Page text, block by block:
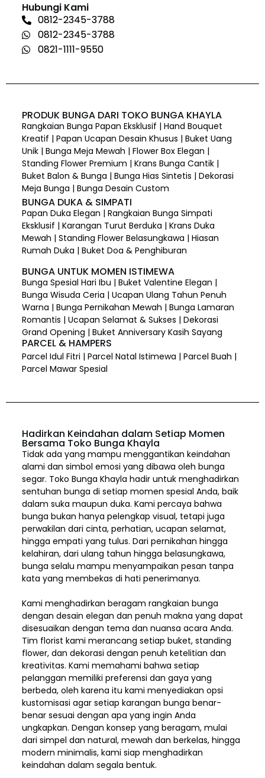
Hubungi Kami
0812-2345-3788
0812-2345-3788
0821-1111-9550
PRODUK BUNGA DARI TOKO BUNGA KHAYLA
Rangkaian Bunga Papan Eksklusif | Hand Bouquet
Kreatif | Papan Ucapan Desain Khusus | Buket Uang
Unik | Bunga Meja Mewah | Flower Box Elegan |
Standing Flower Premium | Krans Bunga Cantik |
Buket Balon & Bunga | Bunga Hias Sintetis | Dekorasi
Meja Bunga | Bunga Desain Custom
BUNGA DUKA & SIMPATI
Papan Duka Elegan | Rangkaian Bunga Simpati
Eksklusif | Karangan Turut Berduka | Krans Duka
Mewah | Standing Flower Belasungkawa | Hiasan
Rumah Duka | Buket Doa & Penghiburan
BUNGA UNTUK MOMEN ISTIMEWA
Bunga Spesial Hari Ibu | Buket Valentine Elegan |
Bunga Wisuda Ceria | Ucapan Ulang Tahun Penuh
Warna | Bunga Pernikahan Mewah | Bunga Lamaran
Romantis | Ucapan Selamat & Sukses | Dekorasi
Grand Opening | Buket Anniversary Kasih Sayang
PARCEL & HAMPERS
Parcel Idul Fitri | Parcel Natal Istimewa | Parcel Buah |
Parcel Mawar Spesial
Hadirkan Keindahan dalam Setiap Momen
Bersama Toko Bunga Khayla
Tidak ada yang mampu menggantikan keindahan
alami dan simbol emosi yang dibawa oleh bunga
segar. Toko Bunga Khayla hadir untuk menghadirkan
sentuhan bunga di setiap momen spesial Anda, baik
dalam suka maupun duka. Kami percaya bahwa
bunga bukan hanya pelengkap visual, tetapi juga
perwakilan dari cinta, perhatian, ucapan selamat,
hingga empati yang tulus. Dari pernikahan hingga
kelahiran, dari ulang tahun hingga belasungkawa,
bunga selalu mampu menyampaikan pesan tanpa
kata yang membekas di hati penerimanya.
Kami menghadirkan beragam rangkaian bunga
dengan desain elegan dan penuh makna yang dapat
disesuaikan dengan tema dan nuansa acara Anda.
Tim florist kami merancang setiap buket, standing
flower, dan dekorasi dengan penuh ketelitian dan
kreativitas. Kami memahami bahwa setiap
pelanggan memiliki preferensi dan gaya yang
berbeda, oleh karena itu kami menyediakan opsi
kustomisasi agar setiap karangan bunga benar-
benar sesuai dengan apa yang ingin Anda
ungkapkan. Dengan konsep yang beragam, mulai
dari simpel dan natural, mewah dan berkelas, hingga
modern minimalis, kami siap menghadirkan
keindahan dalam segala bentuk.